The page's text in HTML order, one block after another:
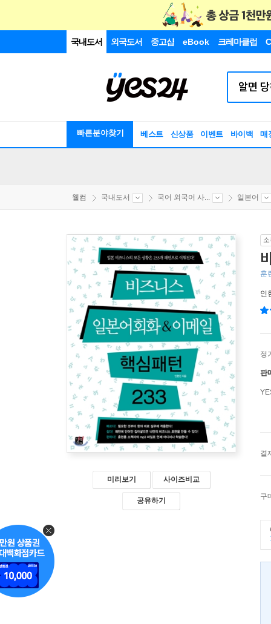
국내도서 외국도서 중고샵 eBook 크레마클럽
빠른분야찾기 베스트 신상품 이벤트 바이백 매
웰컴 국내도서 국어 외국어 사... 일본어
미리보기 사이즈비교
공유하기
훈
인
정
판
결
구